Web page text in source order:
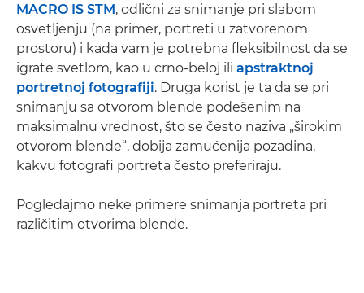
MACRO IS STM, odlični za snimanje pri slabom
osvetljenju (na primer, portreti u zatvorenom
prostoru) i kada vam je potrebna fleksibilnost da se
igrate svetlom, kao u crno-beloj ili apstraktnoj
portretnoj fotografiji. Druga korist je ta da se pri
snimanju sa otvorom blende podešenim na
maksimalnu vrednost, što se često naziva „širokim
otvorom blende“, dobija zamućenija pozadina,
kakvu fotografi portreta često preferiraju.
Pogledajmo neke primere snimanja portreta pri
različitim otvorima blende.